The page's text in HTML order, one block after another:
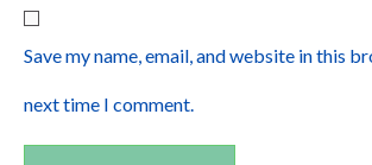
Save my name, email, and website in this
next time I comment.